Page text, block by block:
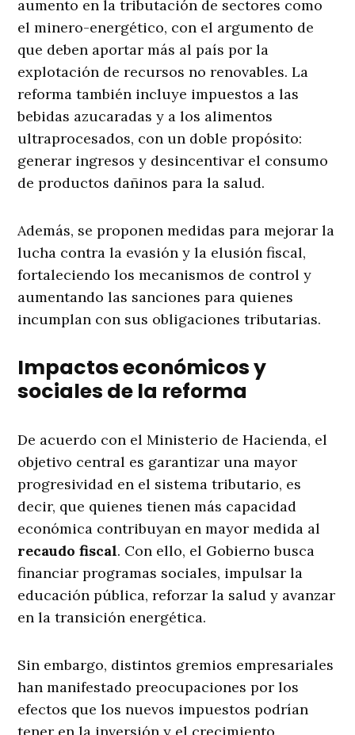
aumento en la tributación de sectores como
el minero-energético, con el argumento de
que deben aportar más al país por la
explotación de recursos no renovables. La
reforma también incluye impuestos a las
bebidas azucaradas y a los alimentos
ultraprocesados, con un doble propósito:
generar ingresos y desincentivar el consumo
de productos dañinos para la salud.
Además, se proponen medidas para mejorar la
lucha contra la evasión y la elusión fiscal,
fortaleciendo los mecanismos de control y
aumentando las sanciones para quienes
incumplan con sus obligaciones tributarias.
Impactos económicos y
sociales de la reforma
De acuerdo con el Ministerio de Hacienda, el
objetivo central es garantizar una mayor
progresividad en el sistema tributario, es
decir, que quienes tienen más capacidad
económica contribuyan en mayor medida al
recaudo fiscal. Con ello, el Gobierno busca
financiar programas sociales, impulsar la
educación pública, reforzar la salud y avanzar
en la transición energética.
Sin embargo, distintos gremios empresariales
han manifestado preocupaciones por los
efectos que los nuevos impuestos podrían